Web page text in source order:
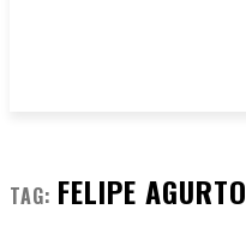
TAG: FELIPE AGURTO